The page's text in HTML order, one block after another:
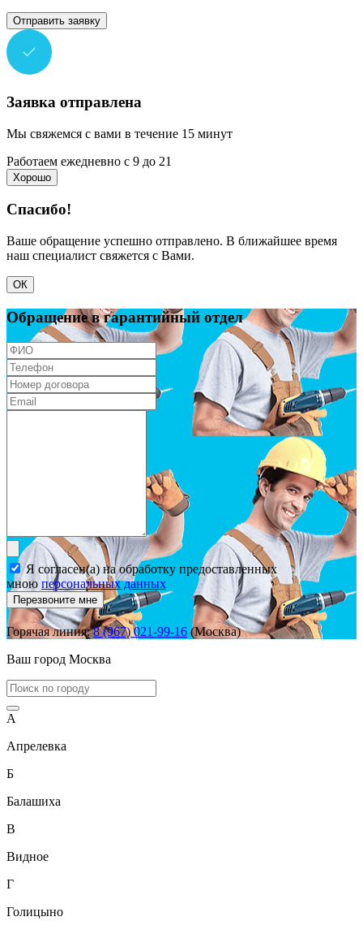
Отправить заявку
Заявка отправлена
Мы свяжемся с вами в течение 15 минут
Работаем ежедневно с 9 до 21
Хорошо
Спасибо!
Ваше обращение успешно отправлено. В ближайшее время
наш специалист свяжется с Вами.
ОК
Обращение в гарантийный отдел
Я согласен(а) на обработку предоставленных
мною персональных данных
Перезвоните мне
Горячая линия:8 (967) 021-99-16 (Москва)
Ваш город Москва
А
Апрелевка
Б
Балашиха
В
Видное
Г
Голицыно